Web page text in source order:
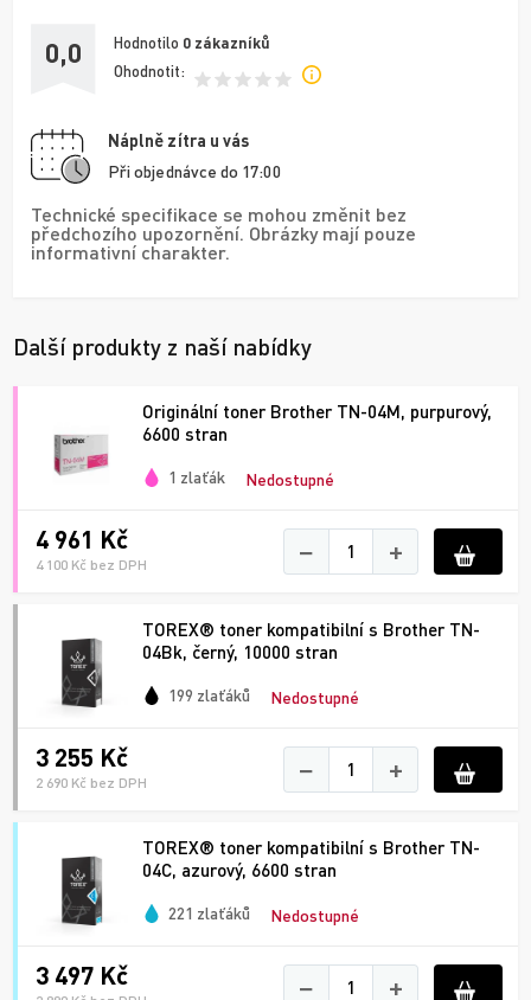
0,0 Hodnotilo 0 zákazníků
Ohodnotit:
Náplně zítra u vás
Při objednávce do 17:00
Technické specifikace se mohou změnit bez
předchozího upozornění. Obrázky mají pouze
informativní charakter.
Další produkty z naší nabídky
Originální toner Brother TN-04M, purpurový,
6600 stran
1 zlaťák Nedostupné
4 961 Kč
4 100 Kč bez DPH − +
TOREX® toner kompatibilní s Brother TN-
04Bk, černý, 10000 stran
199 zlaťáků Nedostupné
3 255 Kč
2 690 Kč bez DPH − +
TOREX® toner kompatibilní s Brother TN-
04C, azurový, 6600 stran
221 zlaťáků Nedostupné
3 497 Kč − +